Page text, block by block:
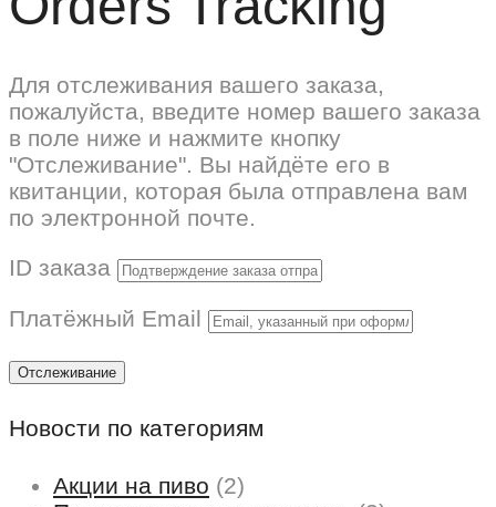
Для отслеживания вашего заказа,
пожалуйста, введите номер вашего заказа
в поле ниже и нажмите кнопку
"Отслеживание". Вы найдёте его в
квитанции, которая была отправлена вам
по электронной почте.
ID заказа
Платёжный Email
Отслеживание
Новости по категориям
Акции на пиво (2)